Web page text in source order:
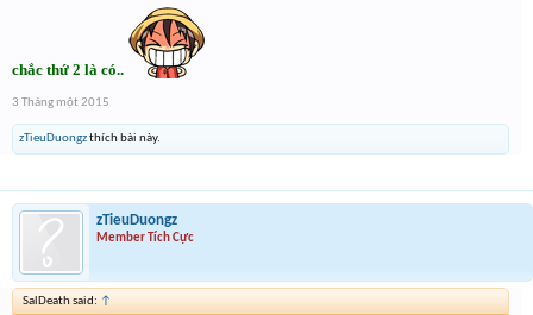
chắc thứ 2 là có..
3 Tháng một 2015
zTieuDuongzthích bài này.
zTieuDuongz
Member Tích Cực
SalDeath said: ↑